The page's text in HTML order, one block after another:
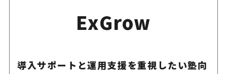
ExGrow
導入サポートと運用支援を重視したい塾向